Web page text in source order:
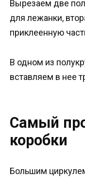
Вырезаем две
для лежанки,
приклеенную
В одном из
вставляем в нее
Самый
коробки
Большим